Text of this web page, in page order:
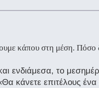
κάπου στη μέση. Πόσο
ενδιάμεσα, το
κάνετε επιτέλους